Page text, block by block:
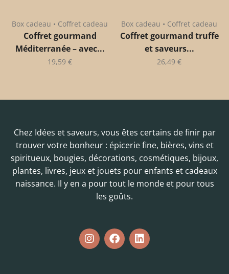
Box cadeau • Coffret cadeau
Coffret gourmand
Méditerranée – avec...
19,59 €
Box cadeau • Coffret cadeau
Coffret gourmand truffe
et saveurs...
26,49 €
Chez Idées et saveurs, vous êtes certains de finir par
trouver votre bonheur : épicerie fine, bières, vins et
spiritueux, bougies, décorations, cosmétiques, bijoux,
plantes, livres, jeux et jouets pour enfants et cadeaux
naissance. Il y en a pour tout le monde et pour tous
les goûts.